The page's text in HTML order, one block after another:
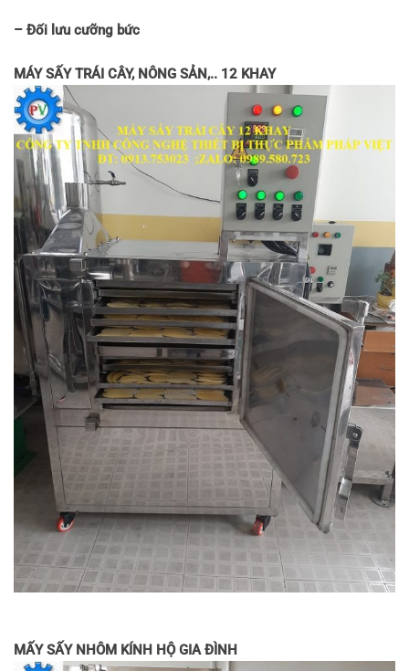
– Đối lưu cưỡng bức
MÁY SẤY TRÁI CÂY, NÔNG SẢN,.. 12 KHAY
MẤY SẤY NHÔM KÍNH HỘ GIA ĐÌNH